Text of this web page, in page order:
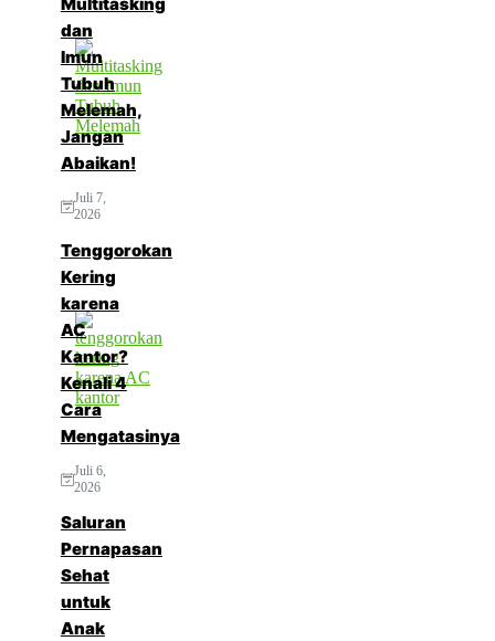
dan
Imun
Tubuh
Melemah,
Jangan
Abaikan!
Juli 7,
2026
Tenggorokan
Kering
karena
AC
Kantor?
Kenali 4
Cara
Mengatasinya
Juli 6,
2026
Saluran
Pernapasan
Sehat
untuk
Anak